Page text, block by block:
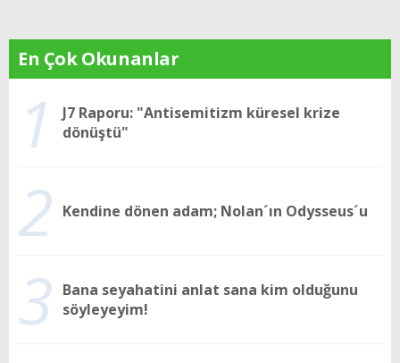
En Çok Okunanlar
1
J7 Raporu: "Antisemitizm küresel krize
dönüştü"
2 Kendine dönen adam; Nolan´ın Odysseus´u
3 Bana seyahatini anlat sana kim olduğunu
söyleyeyim!